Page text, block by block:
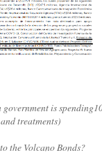
is
treatments)
the Volcano Bonds?